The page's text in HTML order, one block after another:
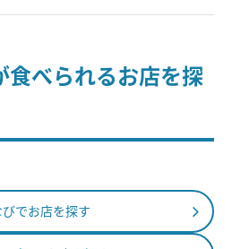
食べられるお店を探
びでお店を探す